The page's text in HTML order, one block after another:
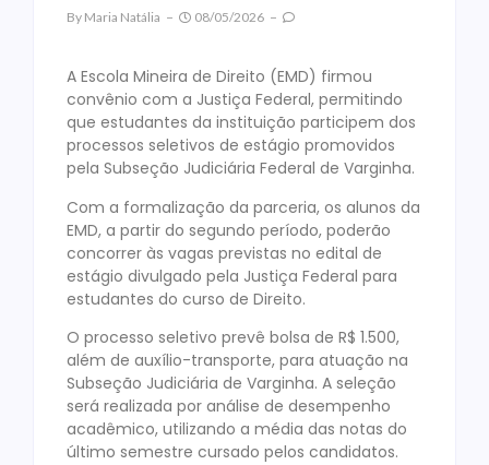
By Maria Natália 08/05/2026
A Escola Mineira de Direito (EMD) firmou
convênio com a Justiça Federal, permitindo
que estudantes da instituição participem dos
processos seletivos de estágio promovidos
pela Subseção Judiciária Federal de Varginha.
Com a formalização da parceria, os alunos da
EMD, a partir do segundo período, poderão
concorrer às vagas previstas no edital de
estágio divulgado pela Justiça Federal para
estudantes do curso de Direito.
O processo seletivo prevê bolsa de R$ 1.500,
além de auxílio-transporte, para atuação na
Subseção Judiciária de Varginha. A seleção
será realizada por análise de desempenho
acadêmico, utilizando a média das notas do
último semestre cursado pelos candidatos.